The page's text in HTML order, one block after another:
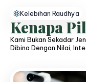
Kelebihan Raudhya
Kenapa
Kami Bukan Sekadar
Dibina Dengan Nilai,